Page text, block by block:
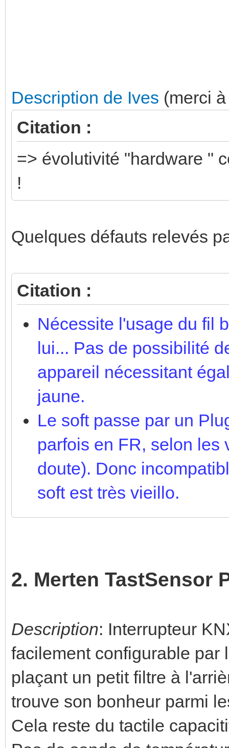
Description de Ives (merci
Citation :
=> évolutivité "hardware "
!
Quelques défauts relevés
Citation :
Nécessite l'usage du fil
lui... Pas de possibilité
appareil nécessitant
jaune.
Le soft passe par un
parfois en FR, selon les
doute). Donc
soft est très vieillo.
2. Merten TastSensor
Description: Interrupteur
facilement configurable par
plaçant un petit filtre à
trouve son bonheur parmi
Cela reste du tactile